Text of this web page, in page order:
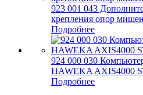
923 001 043
крепления опор
Подробнее
924 000 030
HAWEKA AXIS4000
Подробнее